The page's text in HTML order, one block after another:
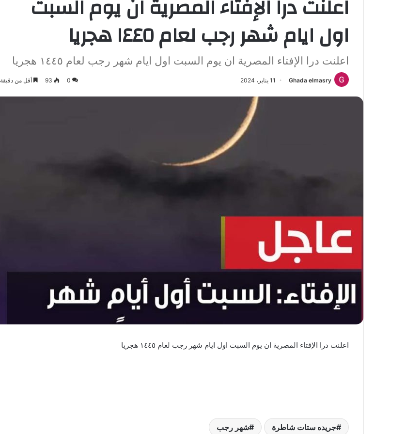
اعلنت درا الإفتاء المصرية ان يوم السبت
اول ايام شهر رجب لعام ١٤٤٥ هجريا
اعلنت درا الإفتاء المصرية ان يوم السبت اول ايام شهر رجب لعام ١٤٤٥ هجريا
Ghada elmasry 11 يناير، 2024 0
93 أقل من دقيقة
اعلنت درا الإفتاء المصرية ان يوم السبت اول ايام شهر رجب لعام ١٤٤٥ هجريا
جريده ستات شاطرة شهر رجب